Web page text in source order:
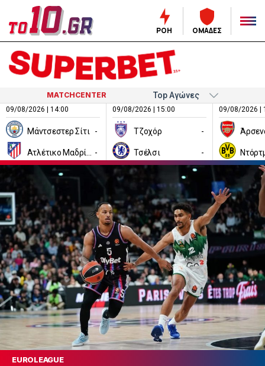
ΡΟΗ ΟΜΑΔΕΣ
MATCHCENTER
09/08/2026 | 14:00
Μάντσεστερ Σίτι -
-
09/08/2026 | 15:00
Τζοχόρ -
Τσέλσι -
09/08/2026 |
EUROLEAGUE